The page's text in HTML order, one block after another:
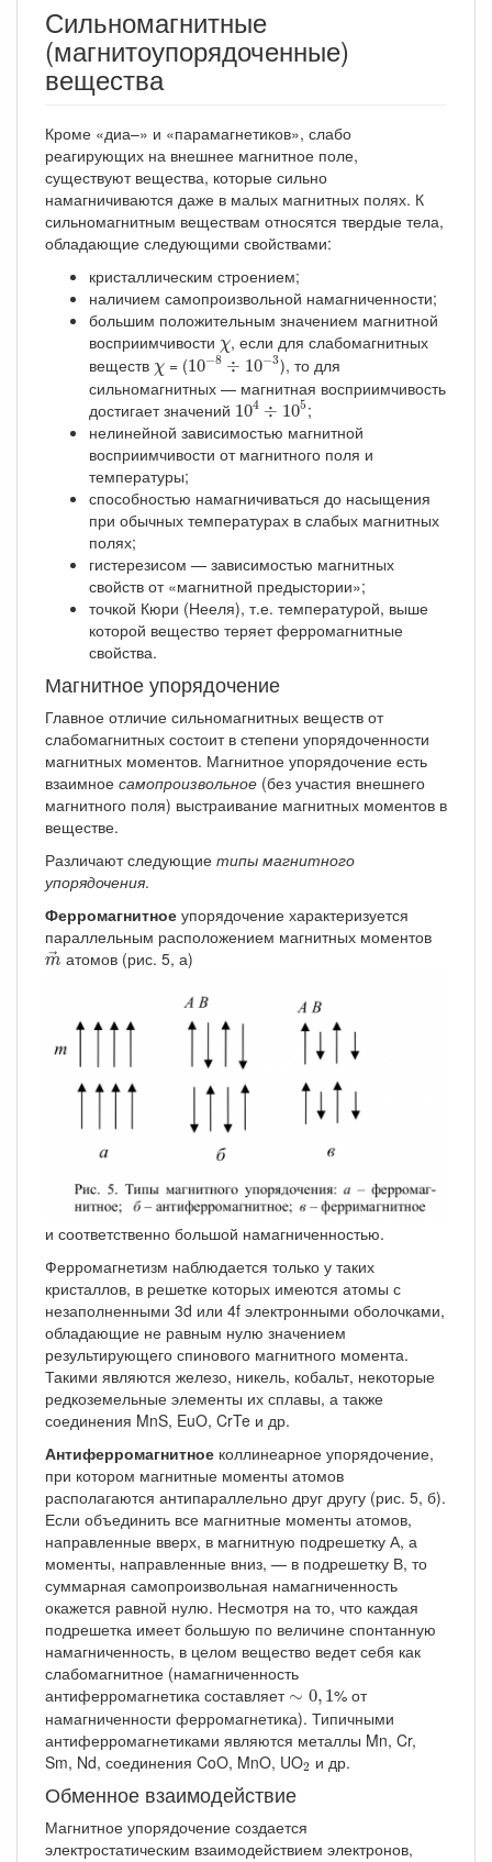
Сильномагнитные
(магнитоупорядоченные)
вещества
Кроме «диа–» и «парамагнетиков», слабо
реагирующих на внешнее магнитное поле,
существуют вещества, которые сильно
намагничиваются даже в малых магнитных полях. К
сильномагнитным веществам относятся твердые тела,
обладающие следующими свойствами:
кристаллическим строением;
наличием самопроизвольной намагниченности;
большим положительным значением магнитной
восприимчивости χ
χ, если для слабомагнитных
веществ χ
χ = (10−8 ÷ 10−3
10−8÷ 10−3), то для
сильномагнитных — магнитная восприимчивость
достигает значений 104 ÷ 105
104÷105;
нелинейной зависимостью магнитной
восприимчивости от магнитного поля и
температуры;
способностью намагничиваться до насыщения
при обычных температурах в слабых магнитных
полях;
гистерезисом — зависимостью магнитных
свойств от «магнитной предыстории»;
точкой Кюри (Нееля), т.е. температурой, выше
которой вещество теряет ферромагнитные
свойства.
Магнитное упорядочение
Главное отличие сильномагнитных веществ от
слабомагнитных состоит в степени упорядоченности
магнитных моментов. Магнитное упорядочение есть
взаимное самопроизвольное (без участия внешнего
магнитного поля) выстраивание магнитных моментов в
веществе.
Различают следующие типы магнитного
упорядочения.
Ферромагнитное упорядочение характеризуется
параллельным расположением магнитных моментов
→
m
m→
атомов (рис. 5, а)
и соответственно большой намагниченностью.
Ферромагнетизм наблюдается только у таких
кристаллов, в решетке которых имеются атомы с
незаполненными 3d или 4f электронными оболочками,
обладающие не равным нулю значением
результирующего спинового магнитного момента.
Такими являются железо, никель, кобальт, некоторые
редкоземельные элементы их сплавы, а также
соединения MnS, EuO, CrTe и др.
Антиферромагнитное коллинеарное упорядочение,
при котором магнитные моменты атомов
располагаются антипараллельно друг другу (рис. 5, б).
Если объединить все магнитные моменты атомов,
направленные вверх, в магнитную подрешетку А, а
моменты, направленные вниз, — в подрешетку В, то
суммарная самопроизвольная намагниченность
окажется равной нулю. Несмотря на то, что каждая
подрешетка имеет большую по величине спонтанную
намагниченность, в целом вещество ведет себя как
слабомагнитное (намагниченность
антиферромагнетика составляет ∼ 0, 1
∼ 0, 1 % от
намагниченности ферромагнетика). Типичными
антиферромагнетиками являются металлы Mn, Cr,
Sm, Nd, соединения CoO, MnO, UO2
2 и др.
Обменное взаимодействие
Магнитное упорядочение создается
электростатическим взаимодействием электронов,